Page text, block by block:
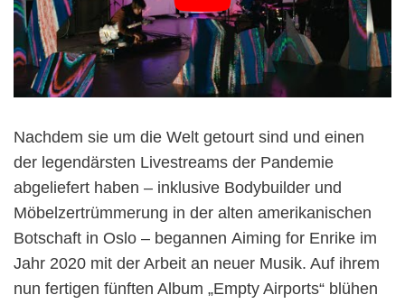
Nachdem sie um die Welt getourt sind und einen
der legendärsten Livestreams der Pandemie
abgeliefert haben – inklusive Bodybuilder und
Möbelzertrümmerung in der alten amerikanischen
Botschaft in Oslo – begannen Aiming for Enrike im
Jahr 2020 mit der Arbeit an neuer Musik. Auf ihrem
nun fertigen fünften Album „Empty Airports“ blühen